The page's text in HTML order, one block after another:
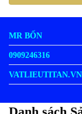
MR BỐN
0909246316